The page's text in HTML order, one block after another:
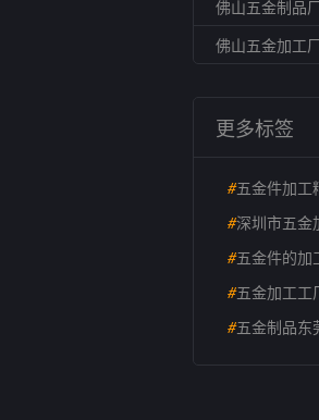
佛山五金制品
佛山五金加工
更多标签
#五金件加工
#深圳市五金
#五金件的加
#五金加工工
#五金制品东